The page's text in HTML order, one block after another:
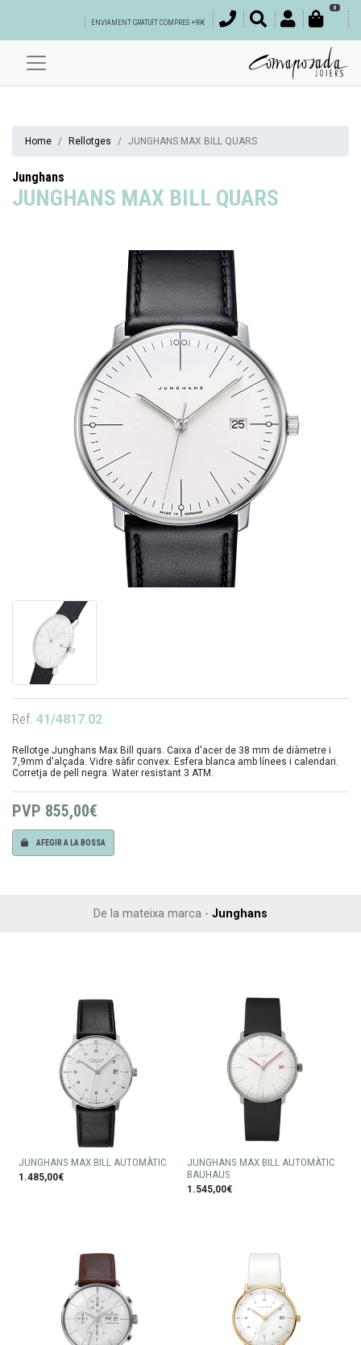
ENVIAMENT GRATUÏT COMPRES +99€
0
Home Rellotges JUNGHANS MAX BILL QUARS
Junghans
JUNGHANS MAX BILL QUARS
Ref. 41/4817.02
Rellotge Junghans Max Bill quars. Caixa d'acer de 38 mm de diàmetre i
7,9mm d'alçada. Vidre sàfir convex. Esfera blanca amb línees i calendari.
Corretja de pell negra. Water resistant 3 ATM.
PVP 855,00€
AFEGIR A LA BOSSA
De la mateixa marca - Junghans
JUNGHANS MAX BILL AUTOMÀTIC
1.485,00€
JUNGHANS MAX BILL AUTOMÀTIC
BAUHAUS
1.545,00€